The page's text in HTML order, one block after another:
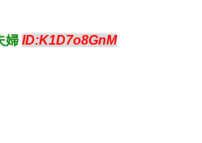
婦 ID:K1D7o8GnM